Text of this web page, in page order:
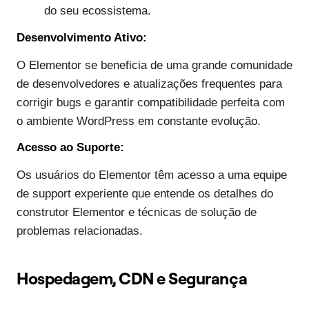
do seu ecossistema.
Desenvolvimento Ativo:
O Elementor se beneficia de uma grande comunidade
de desenvolvedores e atualizações frequentes para
corrigir bugs e garantir compatibilidade perfeita com
o ambiente WordPress em constante evolução.
Acesso ao Suporte:
Os usuários do Elementor têm acesso a uma equipe
de support experiente que entende os detalhes do
construtor Elementor e técnicas de solução de
problemas relacionadas.
Hospedagem, CDN e Segurança